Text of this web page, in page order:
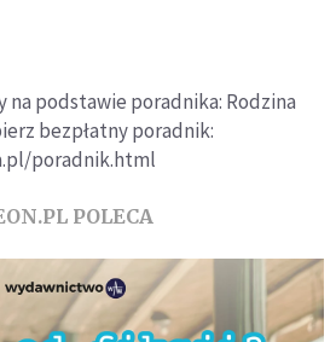
na podstawie poradnika: Rodzina
bezpłatny poradnik:
poradnik.html
POLECA